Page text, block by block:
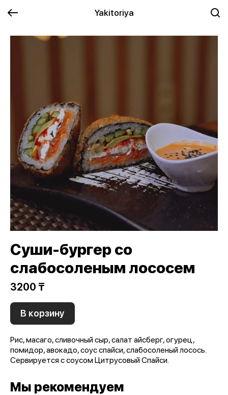
Yakitoriya
Суши-бургер со
слабосоленым лососем
3200 ₸
В корзину
Рис, масаго, сливочный сыр, салат айсберг, огурец,
помидор, авокадо, соус спайси, слабосоленый лосось.
Сервируется с соусом Цитрусовый Спайси.
Мы рекомендуем